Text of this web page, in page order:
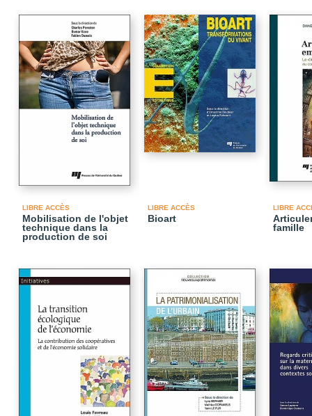
LIBRE ACCÈS
Mobilisation de l'objet
technique dans la
production de soi
LIBRE ACCÈS
Bioart
LIBRE
famille